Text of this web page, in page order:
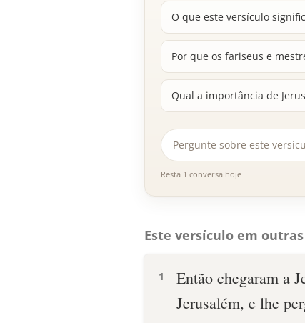
O que este versículo
Por que os fariseus e
Qual a importância de
Resta 1 conversa hoje
Este versículo em
1
Então chegaram a
Jerusalém, e lhe